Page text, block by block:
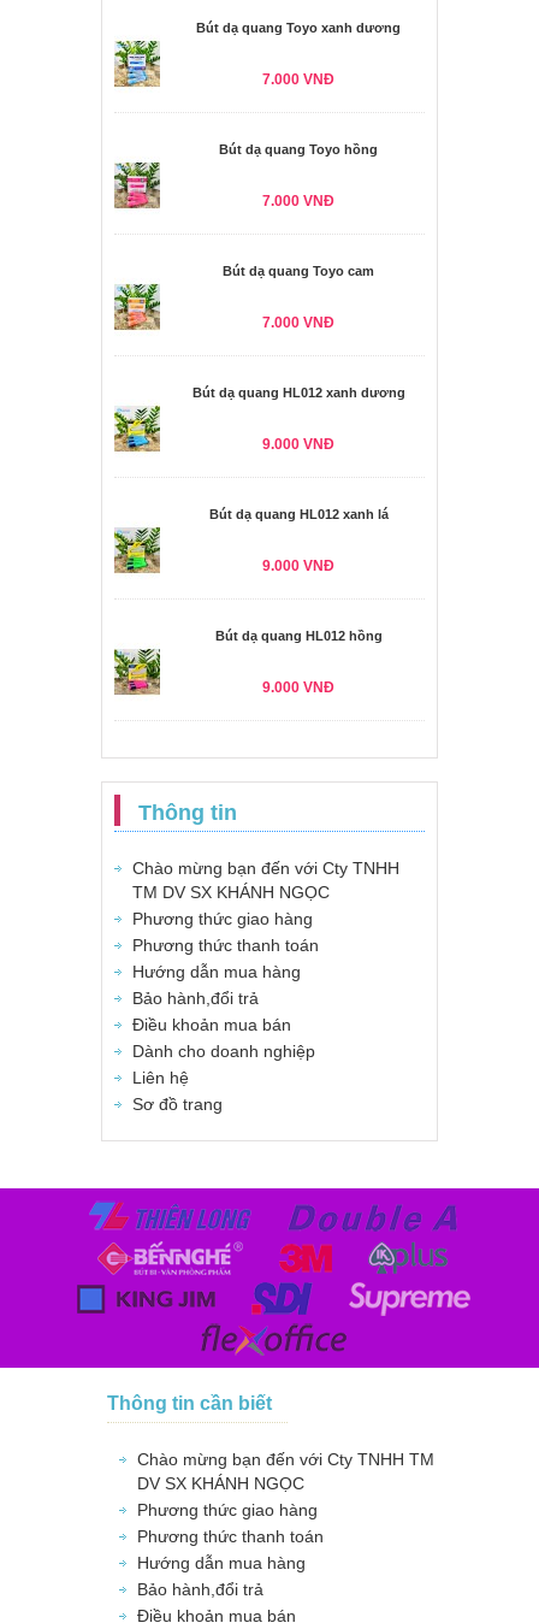
Bút dạ quang Toyo xanh dương
7.000 VNĐ
Bút dạ quang Toyo hồng
7.000 VNĐ
Bút dạ quang Toyo cam
7.000 VNĐ
Bút dạ quang HL012 xanh dương
9.000 VNĐ
Bút dạ quang HL012 xanh lá
9.000 VNĐ
Bút dạ quang HL012 hồng
9.000 VNĐ
Thông tin
Chào mừng bạn đến với Cty TNHH
TM DV SX KHÁNH NGỌC
Phương thức giao hàng
Phương thức thanh toán
Hướng dẫn mua hàng
Bảo hành,đổi trả
Điều khoản mua bán
Dành cho doanh nghiệp
Liên hệ
Sơ đồ trang
Thông tin cần biết
Chào mừng bạn đến với Cty TNHH TM
DV SX KHÁNH NGỌC
Phương thức giao hàng
Phương thức thanh toán
Hướng dẫn mua hàng
Bảo hành,đổi trả
Điều khoản mua bán